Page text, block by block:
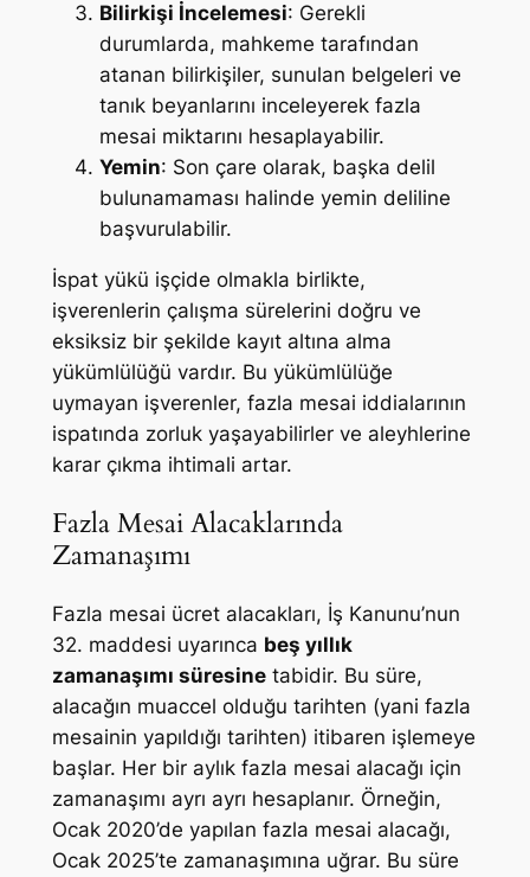
Bilirkişi İncelemesi: Gerekli
durumlarda, mahkeme tarafından
atanan bilirkişiler, sunulan belgeleri ve
tanık beyanlarını inceleyerek fazla
mesai miktarını hesaplayabilir.
Yemin: Son çare olarak, başka delil
bulunamaması halinde yemin deliline
başvurulabilir.
İspat yükü işçide olmakla birlikte,
işverenlerin çalışma sürelerini doğru ve
eksiksiz bir şekilde kayıt altına alma
yükümlülüğü vardır. Bu yükümlülüğe
uymayan işverenler, fazla mesai iddialarının
ispatında zorluk yaşayabilirler ve aleyhlerine
karar çıkma ihtimali artar.
Fazla Mesai Alacaklarında
Zamanaşımı
Fazla mesai ücret alacakları, İş Kanunu’nun
32. maddesi uyarınca beş yıllık
zamanaşımı süresinetabidir. Bu süre,
alacağın muaccel olduğu tarihten (yani fazla
mesainin yapıldığı tarihten) itibaren işlemeye
başlar. Her bir aylık fazla mesai alacağı için
zamanaşımı ayrı ayrı hesaplanır. Örneğin,
Ocak 2020’de yapılan fazla mesai alacağı,
Ocak 2025’te zamanaşımına uğrar. Bu süre